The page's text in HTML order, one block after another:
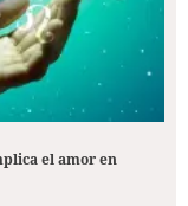
el amor en